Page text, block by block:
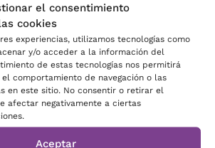
el consentimiento
cookies
experiencias, utilizamos tecnologías como
y/o acceder a la información del
de estas tecnologías nos permitirá
comportamiento de navegación o las
en este sitio. No consentir o retirar el
afectar negativamente a ciertas
Aceptar
objetivos: socializar el
Por supuesto, no solo
multinacionales. Miles de
todo tipo de tiendas y comercios
del mundo cuentan con
‘todo incluido’ desde
euros al mes por difusor.
de ellas?Virginia Martí